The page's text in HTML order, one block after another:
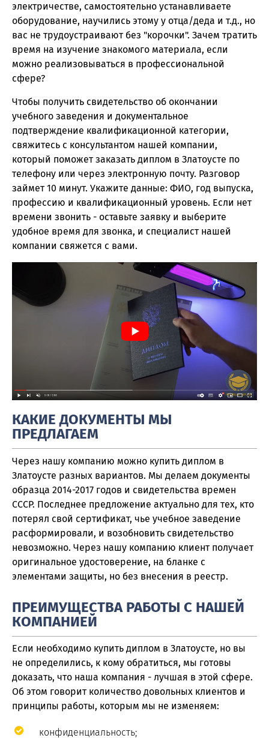
электричестве, самостоятельно устанавливаете
оборудование, научились этому у отца/деда и т.д., но
вас не трудоустраивают без "корочки". Зачем тратить
время на изучение знакомого материала, если
можно реализовываться в профессиональной
сфере?
Чтобы получить свидетельство об окончании
учебного заведения и документальное
подтверждение квалификационной категории,
свяжитесь с консультантом нашей компании,
который поможет заказать диплом в Златоусте по
телефону или через электронную почту. Разговор
займет 10 минут. Укажите данные: ФИО, год выпуска,
профессию и квалификационный уровень. Если нет
времени звонить - оставьте заявку и выберите
удобное время для звонка, и специалист нашей
компании свяжется с вами.
КАКИЕ ДОКУМЕНТЫ МЫ
ПРЕДЛАГАЕМ
Через нашу компанию можно купить диплом в
Златоусте разных вариантов. Мы делаем документы
образца 2014-2017 годов и свидетельства времен
СССР. Последнее предложение актуально для тех, кто
потерял свой сертификат, чье учебное заведение
расформировали, и возобновить свидетельство
невозможно. Через нашу компанию клиент получает
оригинальное удостоверение, на бланке с
элементами защиты, но без внесения в реестр.
ПРЕИМУЩЕСТВА РАБОТЫ С НАШЕЙ
КОМПАНИЕЙ
Если необходимо купить диплом в Златоусте, но вы
не определились, к кому обратиться, мы готовы
доказать, что наша компания - лучшая в этой сфере.
Об этом говорит количество довольных клиентов и
принципы работы, которым мы не изменяем:
конфиденциальность;